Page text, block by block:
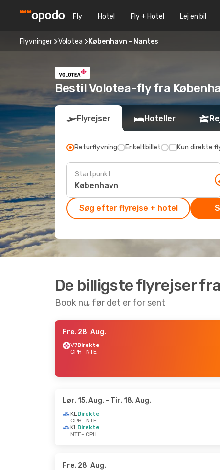
Fly Hotel Fly + Hotel Lej en bil
Flyvninger Volotea København - Nantes
Bestil Volotea-fly fra
Flyrejser Hoteller
Returflyvning Enkeltbillet Kun direkte
Startpunkt
Søg efter flyrejse + hotel
De billigste flyrejser
Book nu, før det er for sent
Fre. 28. Aug.
V7Direkte
CPH- NTE
Lør. 15. Aug. - Tir. 18. Aug.
KLDirekte
CPH- NTE
KLDirekte
NTE- CPH
Fre. 28. Aug.